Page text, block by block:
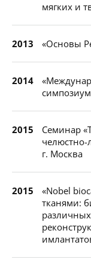
мягких и
2013 «Основы
2014
2015
Семинар
челюстно-
г. Москва
2015
«Nobel
тканями: